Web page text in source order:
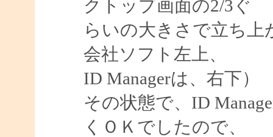
クトップ画面の2/3ぐ
らいの大きさで立ち
会社ソフト左上、
ID Managerは、右下）
その状態で、ID
くＯＫでしたので、